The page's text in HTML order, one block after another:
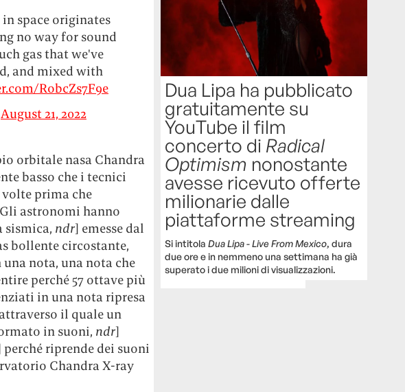
space originates
no way for sound
gas that we've
and mixed with
RobcZs7F9e
August 21, 2022
orbitale nasa Chandra
basso che i tecnici
prima che
astronomi hanno
sismica, ndr] emesse dal
bollente circostante,
una nota, una nota che
perché 57 ottave più
in una nota ripresa
il quale un
in suoni, ndr]
riprende dei suoni
Chandra X-ray
Dua Lipa ha pubblicato
gratuitamente su
YouTube il film
concerto di Radical
Optimism nonostante
avesse ricevuto offerte
milionarie dalle
piattaforme streaming
Si intitolaDua Lipa - Live From Mexico, dura
due ore e in nemmeno una settimana ha già
superato i due milioni di visualizzazioni.